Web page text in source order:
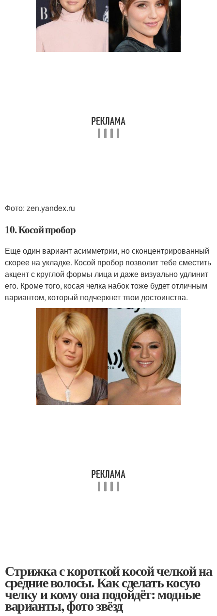
Фото: zen.yandex.ru
10. Косой пробор
Еще один вариант асимметрии, но сконцентрированный
скорее на укладке. Косой пробор позволит тебе сместить
акцент с круглой формы лица и даже визуально удлинит
его. Кроме того, косая челка набок тоже будет отличным
вариантом, который подчеркнет твои достоинства.
Стрижка с короткой косой челкой на
средние волосы. Как сделать косую
челку и кому она подойдёт: модные
варианты, фото звёзд